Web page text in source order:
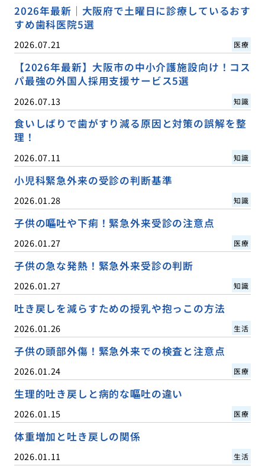
2026年最新｜大阪府で土曜日に診療しているおす
すめ歯科医院5選
2026.07.21 医療
【2026年最新】大阪市の中小介護施設向け！コス
パ最強の外国人採用支援サービス5選
2026.07.13 知識
食いしばりで歯がすり減る原因と対策の誤解を整
理！
2026.07.11 知識
小児科緊急外来の受診の判断基準
2026.01.28 知識
子供の嘔吐や下痢！緊急外来受診の注意点
2026.01.27 医療
子供の急な発熱！緊急外来受診の判断
2026.01.27 知識
吐き戻しを減らすための授乳や抱っこの方法
2026.01.26 生活
子供の頭部外傷！緊急外来での検査と注意点
2026.01.24 医療
生理的吐き戻しと病的な嘔吐の違い
2026.01.15 医療
体重増加と吐き戻しの関係
2026.01.11 生活